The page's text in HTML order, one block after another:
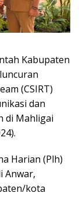
Kabupaten
(CSIRT)
dan
di Mahligai
Harian (Plh)
Anwar,
kota